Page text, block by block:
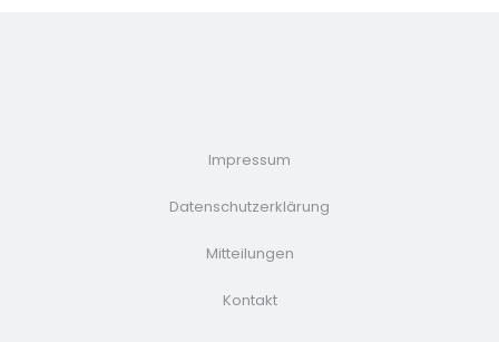
Impressum
Datenschutzerklärung
Mitteilungen
Kontakt